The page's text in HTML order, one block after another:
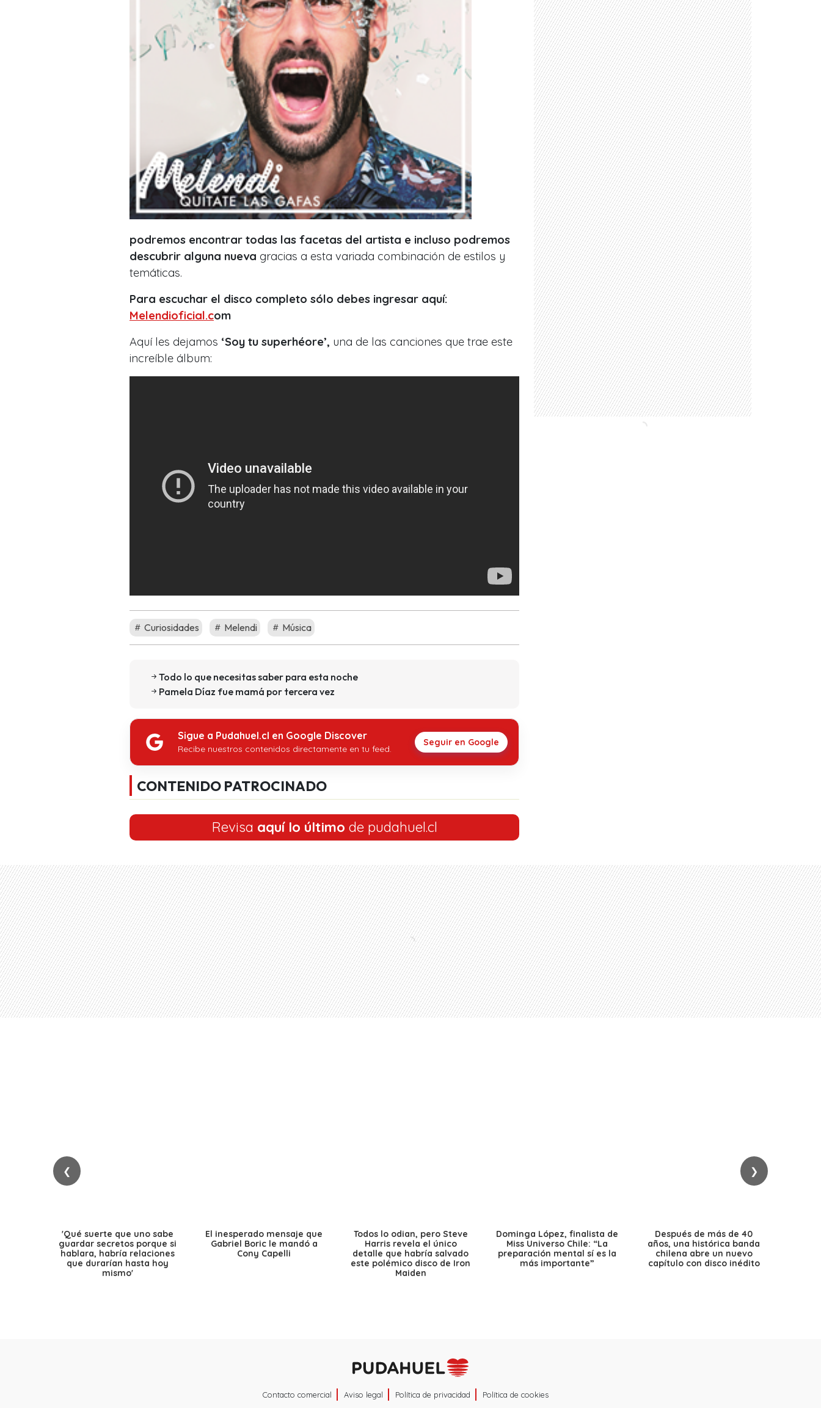
podremos encontrar todas las facetas del artista e incluso podremos
descubrir alguna nueva gracias a esta variada combinación de estilos y
temáticas.
Para escuchar el disco completo sólo debes ingresar aquí:
Melendioficial.com
Aquí les dejamos ‘Soy tu superhéore’, una de las canciones que trae este
increíble álbum:
Curiosidades Melendi Música
Todo lo que necesitas saber para esta noche
Pamela Díaz fue mamá por tercera vez
Sigue a Pudahuel.cl en Google Discover
Recibe nuestros contenidos directamente en tu feed.
Seguir en Google
CONTENIDO PATROCINADO
Revisa aquí lo último de pudahuel.cl
❮ ❯
'Qué suerte que uno sabe
guardar secretos porque si
hablara, habría relaciones
que durarían hasta hoy
mismo'
El inesperado mensaje que
Gabriel Boric le mandó a
Cony Capelli
Todos lo odian, pero Steve
Harris revela el único
detalle que habría salvado
este polémico disco de Iron
Maiden
Dominga López, finalista de
Miss Universo Chile: “La
preparación mental sí es la
más importante”
Después de más de 40
años, una histórica banda
chilena abre un nuevo
capítulo con disco inédito
Contacto comercial Aviso legal Política de privacidad Política de cookies